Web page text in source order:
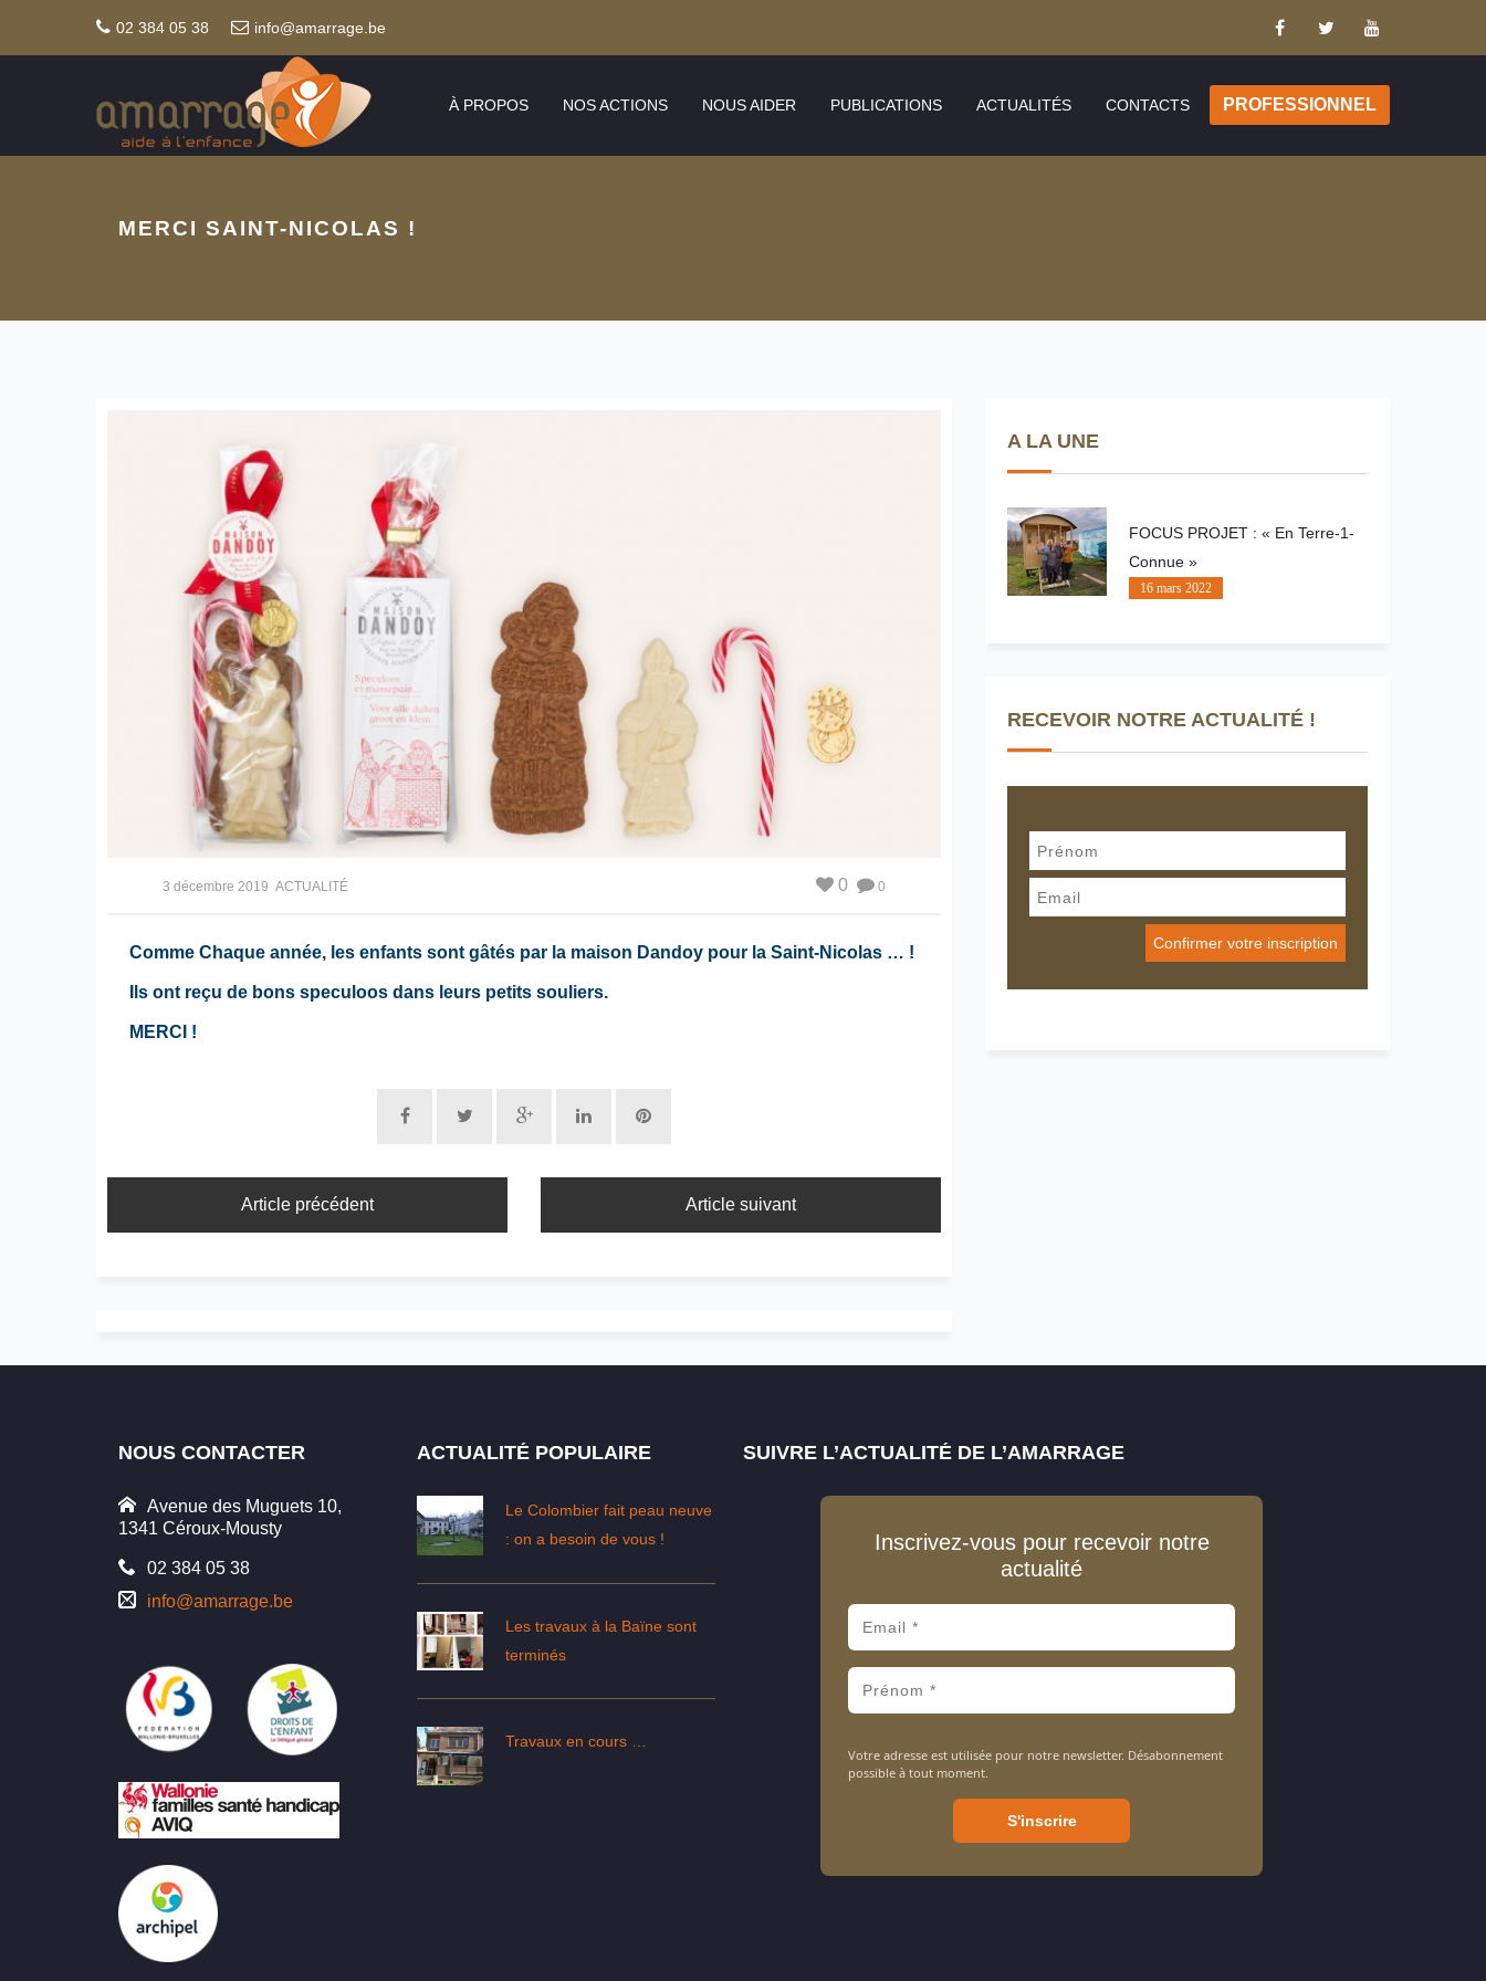
02 384 05 38 info@amarrage.be
À PROPOS NOS ACTIONS NOUS AIDER PUBLICATIONS ACTUALITÉS CONTACTS PROFESSIONNEL
MERCI SAINT-NICOLAS !
3 décembre 2019 ACTUALITÉ 0
0
Comme Chaque année, les enfants sont gâtés par la maison Dandoy pour la Saint-Nicolas … !
Ils ont reçu de bons speculoos dans leurs petits souliers.
MERCI !
Article précédent Article suivant
A LA UNE
FOCUS PROJET : « En Terre-1-
Connue »
16 mars 2022
RECEVOIR NOTRE ACTUALITÉ !
NOUS CONTACTER
Avenue des Muguets 10,
1341 Céroux-Mousty
02 384 05 38
info@amarrage.be
ACTUALITÉ POPULAIRE
Le Colombier fait peau neuve
: on a besoin de vous !
Les travaux à la Baïne sont
terminés
Travaux en cours …
SUIVRE L’ACTUALITÉ DE L’AMARRAGE
Inscrivez-vous pour recevoir notre
actualité
Votre adresse est utilisée pour notre newsletter. Désabonnement
possible à tout moment.